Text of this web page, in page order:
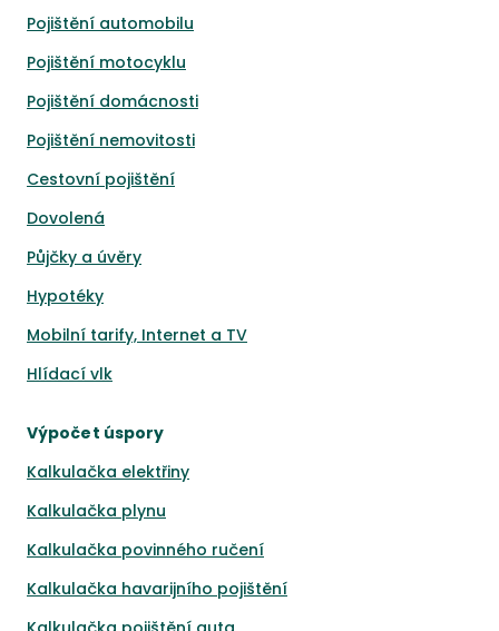
Pojištění automobilu
Pojištění motocyklu
Pojištění domácnosti
Pojištění nemovitosti
Cestovní pojištění
Dovolená
Půjčky a úvěry
Hypotéky
Mobilní tarify, Internet a TV
Hlídací vlk
Výpočet úspory
Kalkulačka elektřiny
Kalkulačka plynu
Kalkulačka povinného ručení
Kalkulačka havarijního pojištění